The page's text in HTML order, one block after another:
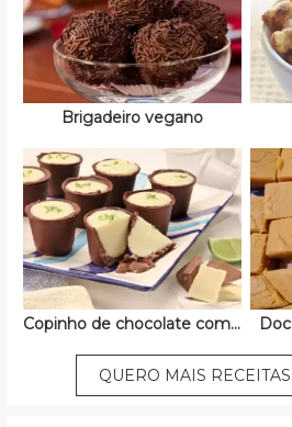
Brigadeiro vegano
Copinho de chocolate com mousse
QUERO MAIS